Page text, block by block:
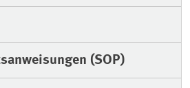
(SOP)